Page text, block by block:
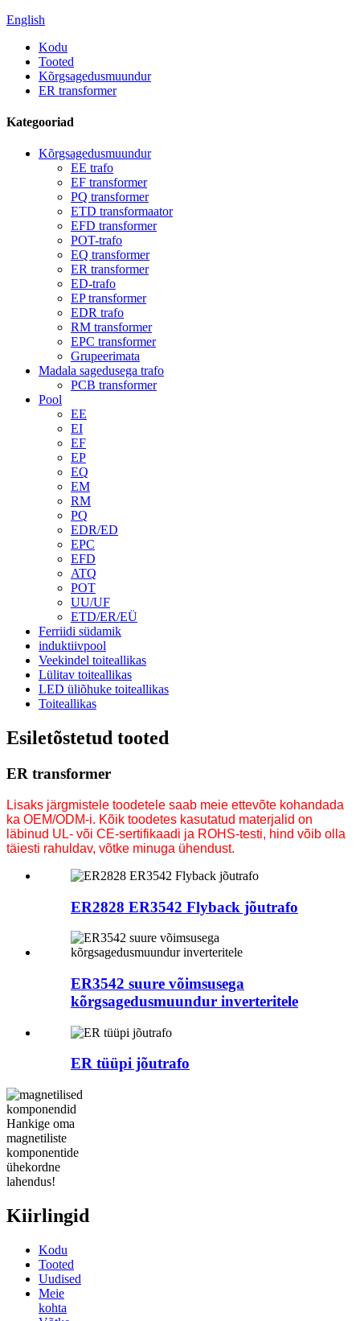
English
Kodu
Tooted
Kõrgsagedusmuundur
ER transformer
Kategooriad
Kõrgsagedusmuundur
EE trafo
EF transformer
PQ transformer
ETD transformaator
EFD transformer
POT-trafo
EQ transformer
ER transformer
ED-trafo
EP transformer
EDR trafo
RM transformer
EPC transformer
Grupeerimata
Madala sagedusega trafo
PCB transformer
Pool
EE
EI
EF
EP
EQ
EM
RM
PQ
EDR/ED
EPC
EFD
ATQ
POT
UU/UF
ETD/ER/EÜ
Ferriidi südamik
induktiivpool
Veekindel toiteallikas
Lülitav toiteallikas
LED üliõhuke toiteallikas
Toiteallikas
Esiletõstetud tooted
ER transformer
Lisaks järgmistele toodetele saab meie ettevõte kohandada
ka OEM/ODM-i. Kõik toodetes kasutatud materjalid on
läbinud UL- või CE-sertifikaadi ja ROHS-testi, hind võib olla
täiesti rahuldav, võtke minuga ühendust.
ER2828 ER3542 Flyback jõutrafo
ER3542 suure võimsusega
kõrgsagedusmuundur inverteritele
ER tüüpi jõutrafo
Hankige oma
magnetiliste
komponentide
ühekordne
lahendus!
Kiirlingid
Kodu
Tooted
Uudised
Meie
kohta